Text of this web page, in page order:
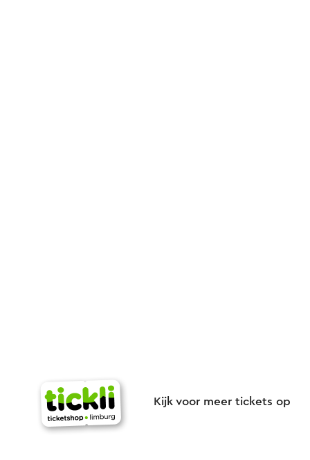
Kijk voor meer tickets op